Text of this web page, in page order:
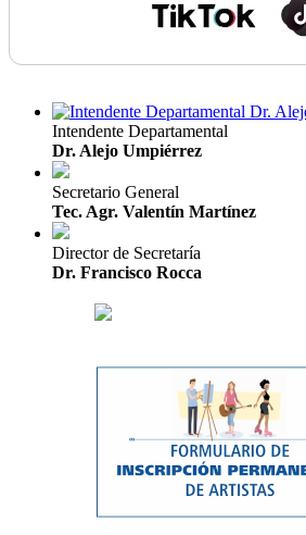
Intendente Departamental
Dr. Alejo Umpiérrez
Secretario General
Tec. Agr. Valentín Martínez
Director de Secretaría
Dr. Francisco Rocca